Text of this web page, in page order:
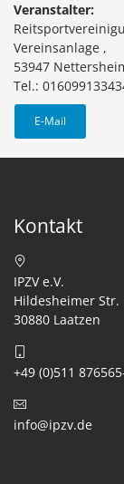
Veranstalter:
Vereinsanlage ,
53947
Tel.:
E-Mail
Kontakt
IPZV e.V.
Hildesheimer Str.
30880 Laatzen
+49 (0)511
info@ipzv.de